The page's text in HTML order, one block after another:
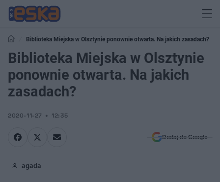
Biblioteka Miejska w Olsztynie ponownie otwarta. Na jakich zasadach?
Biblioteka Miejska w Olsztynie
ponownie otwarta. Na jakich
zasadach?
2020-11-27 12:35
Dodaj do Google
agada